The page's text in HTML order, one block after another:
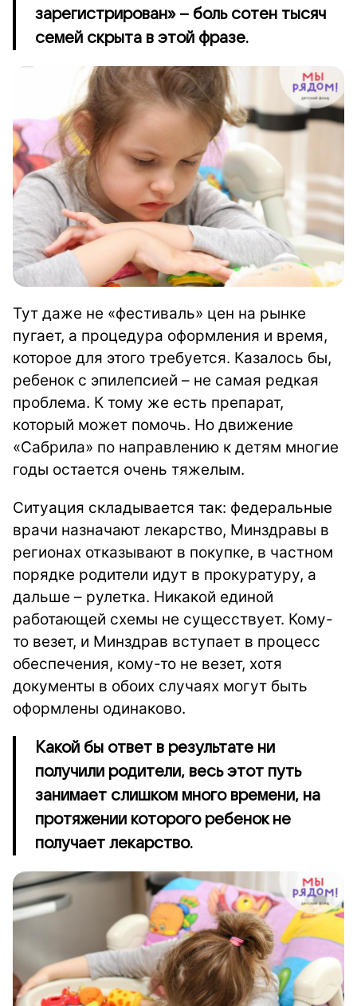
зарегистрирован» – боль сотен тысяч
семей скрыта в этой фразе.
Тут даже не «фестиваль» цен на рынке
пугает, а процедура оформления и время,
которое для этого требуется. Казалось бы,
ребенок с эпилепсией – не самая редкая
проблема. К тому же есть препарат,
который может помочь. Но движение
«Сабрила» по направлению к детям многие
годы остается очень тяжелым.
Ситуация складывается так: федеральные
врачи назначают лекарство, Минздравы в
регионах отказывают в покупке, в частном
порядке родители идут в прокуратуру, а
дальше – рулетка. Никакой единой
работающей схемы не сущесствует. Кому-
то везет, и Минздрав вступает в процесс
обеспечения, кому-то не везет, хотя
документы в обоих случаях могут быть
оформлены одинаково.
Какой бы ответ в результате ни
получили родители, весь этот путь
занимает слишком много времени, на
протяжении которого ребенок не
получает лекарство.